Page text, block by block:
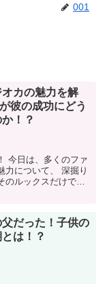
001
カの魅力を解
彼の成功にどう
！？
今日は、多くのファ
力について、 深掘り
のルックスだけでな
だった！子供の
は！？